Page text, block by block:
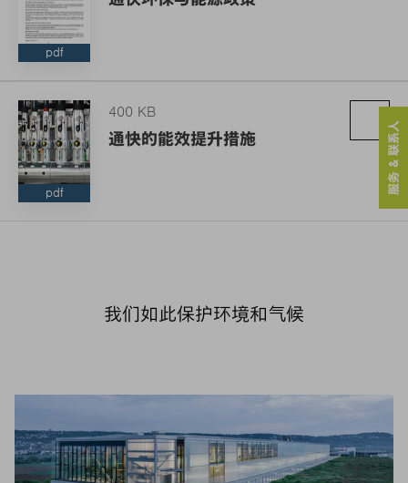
pdf
pdf
400 KB
通快的能效提升措施
我们如此保护环境和气候
服务 & 联系人